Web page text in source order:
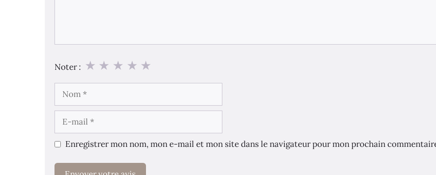
Noter : ★
★
★
★
★
mail
Enregistrer mon nom, mon e-mail et mon site dans le navigateur pour mon prochain